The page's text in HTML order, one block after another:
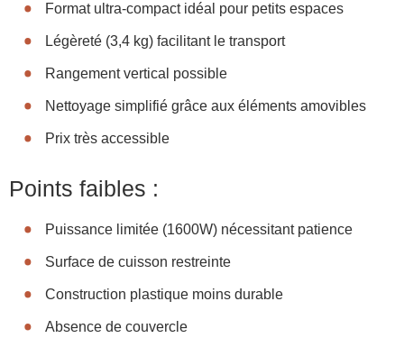
Format ultra-compact idéal pour petits espaces
Légèreté (3,4 kg) facilitant le transport
Rangement vertical possible
Nettoyage simplifié grâce aux éléments amovibles
Prix très accessible
Points faibles :
Puissance limitée (1600W) nécessitant patience
Surface de cuisson restreinte
Construction plastique moins durable
Absence de couvercle